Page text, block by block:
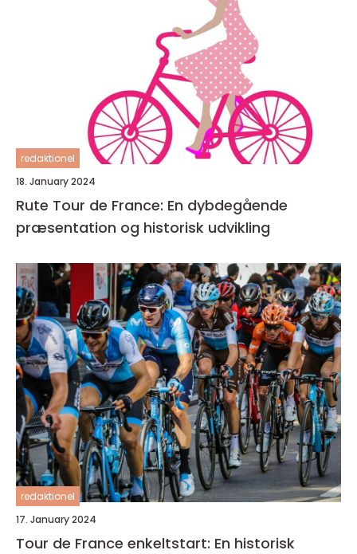
redaktionel
18. January 2024
Rute Tour de France: En dybdegående
præsentation og historisk udvikling
redaktionel
17. January 2024
Tour de France enkeltstart: En historisk